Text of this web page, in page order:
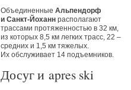
Объединенные Альпендорф
и Санкт-Йоханн располагают
трассами протяженностью в 32 км,
из которых 8,5 км легких трасс, 22 –
средних и 1,5 км тяжелых.
Их обслуживает 14 подъемников.
Досуг и apres ski